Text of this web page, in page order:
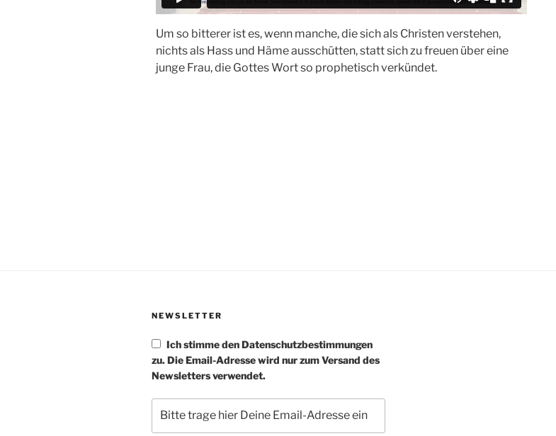
Um so bitterer ist es, wenn manche, die sich als Christen verstehen,
nichts als Hass und Häme ausschütten, statt sich zu freuen über eine
junge Frau, die Gottes Wort so prophetisch verkündet.
NEWSLETTER
Ich stimme den Datenschutzbestimmungen
zu. Die Email-Adresse wird nur zum Versand des
Newsletters verwendet.